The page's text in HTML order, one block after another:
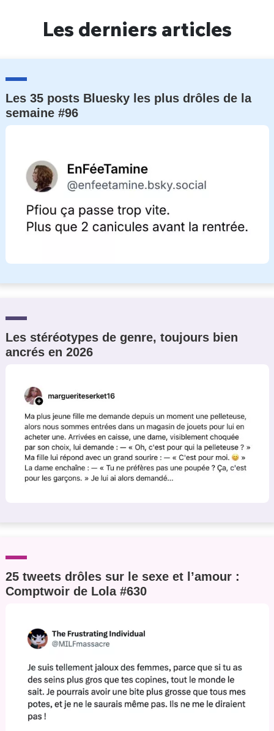
Les derniers articles
Les 35 posts Bluesky les plus drôles de la
semaine #96
Les stéréotypes de genre, toujours bien
ancrés en 2026
25 tweets drôles sur le sexe et l’amour :
Comptwoir de Lola #630
Un Thread